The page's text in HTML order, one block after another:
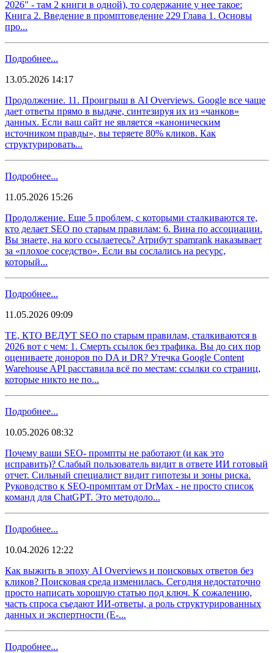
2026" - там 2 книги в одной), то содержание у нее такое:
Книга 2. Введение в промптоведение 229 Глава 1. Основы
про...
Подробнее...
13.05.2026 14:17
Продолжение. 11. Проигрыш в AI Overviews. Google все чаще
дает ответы прямо в выдаче, синтезируя их из «чанков»
данных. Если ваш сайт не является «каноническим
источником правды», вы теряете 80% кликов. Как
структурировать...
Подробнее...
11.05.2026 15:26
Продолжение. Еще 5 проблем, с которыми сталкиваются те,
кто делает SEO по старым правилам: 6. Вина по ассоциации.
Вы знаете, на кого ссылаетесь? Атрибут spamrank наказывает
за «плохое соседство». Если вы сослались на ресурс,
который...
Подробнее...
11.05.2026 09:09
ТЕ, КТО ВЕДУТ SEO по старым правилам, сталкиваются в
2026 вот с чем: 1. Смерть ссылок без трафика. Вы до сих пор
оцениваете доноров по DA и DR? Утечка Google Content
Warehouse API расставила всё по местам: ссылки со страниц,
которые никто не по...
Подробнее...
10.05.2026 08:32
Почему ваши SEO- промпты не работают (и как это
исправить)? Слабый пользователь видит в ответе ИИ готовый
отчет. Сильный специалист видит гипотезы и зоны риска.
Руководство к SEO-промптам от DrMax - не просто список
команд для ChatGPT. Это методоло...
Подробнее...
10.04.2026 12:22
Как выжить в эпоху AI Overviews и поисковых ответов без
кликов? Поисковая среда изменилась. Сегодня недостаточно
просто написать хорошую статью под ключ. К сожалению,
часть спроса съедают ИИ-ответы, а роль структурированных
данных и экспертности (E-...
Подробнее...